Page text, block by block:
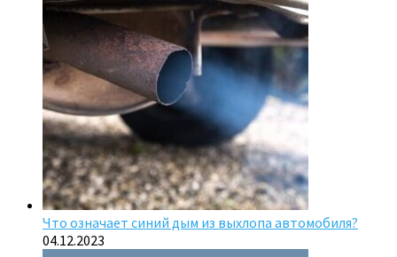
Что означает синий дым из выхлопа автомобиля?
04.12.2023